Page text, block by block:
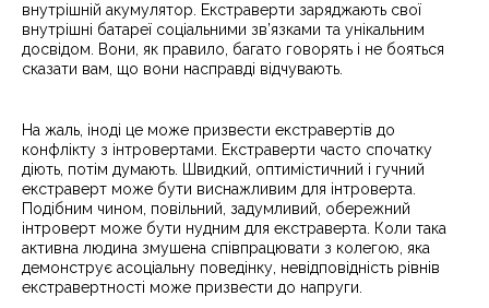
внутрішній акумулятор. Екстраверти заряджають свої
внутрішні батареї соціальними зв’язками та унікальним
досвідом. Вони, як правило, багато говорять і не бояться
сказати вам, що вони насправді відчувають.
На жаль, іноді це може призвести екстравертів до
конфлікту з інтровертами. Екстраверти часто спочатку
діють, потім думають. Швидкий, оптимістичний і гучний
екстраверт може бути виснажливим для інтроверта.
Подібним чином, повільний, задумливий, обережний
інтроверт може бути нудним для екстраверта. Коли така
активна людина змушена співпрацювати з колегою, яка
демонструє асоціальну поведінку, невідповідність рівнів
екстравертності може призвести до напруги.